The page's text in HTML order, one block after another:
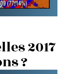
2017
?